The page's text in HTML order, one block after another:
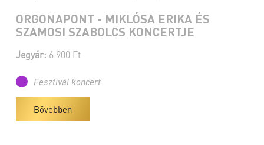
ORGONAPONT - MIKLÓSA ERIKA ÉS
SZAMOSI SZABOLCS KONCERTJE
Jegyár: 6 900 Ft
Fesztivál koncert
Bővebben